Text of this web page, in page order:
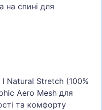
на спині для
Natural Stretch (100%
Aero Mesh для
та комфорту